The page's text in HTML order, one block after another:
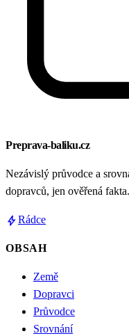
Preprava-baliku.cz
Nezávislý průvodce a
dopravců, jen ověřená fakta.
boltRádce
OBSAH
Země
Dopravci
Průvodce
Srovnání